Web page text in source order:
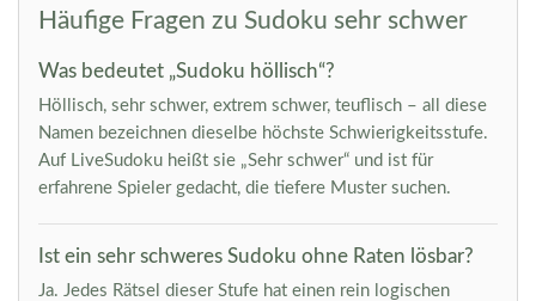
Häufige Fragen zu Sudoku sehr schwer
Was bedeutet „Sudoku höllisch“?
Höllisch, sehr schwer, extrem schwer, teuflisch – all diese
Namen bezeichnen dieselbe höchste Schwierigkeitsstufe.
Auf LiveSudoku heißt sie „Sehr schwer“ und ist für
erfahrene Spieler gedacht, die tiefere Muster suchen.
Ist ein sehr schweres Sudoku ohne Raten lösbar?
Ja. Jedes Rätsel dieser Stufe hat einen rein logischen